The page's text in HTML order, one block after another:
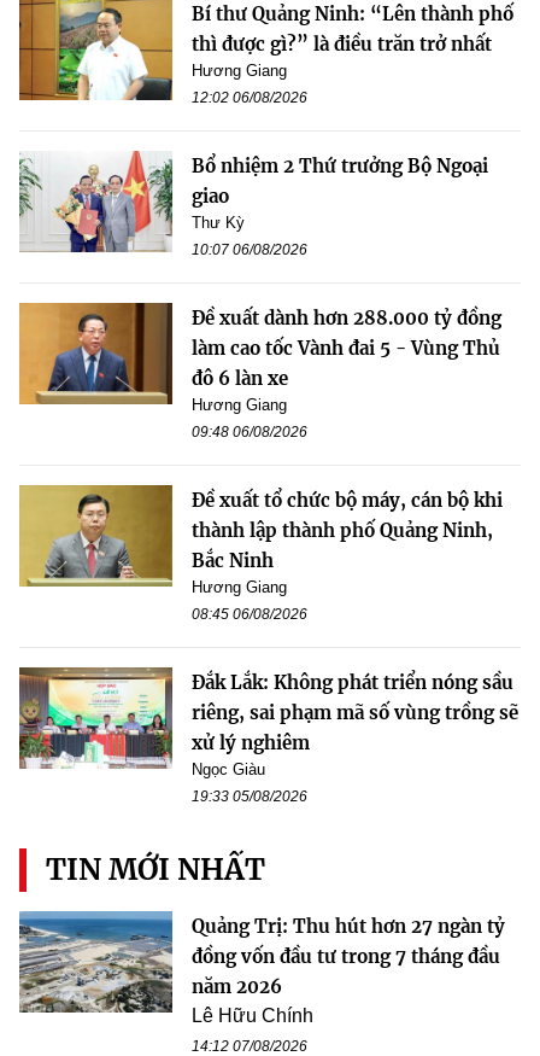
Bí thư Quảng Ninh: “Lên thành phố
thì được gì?” là điều trăn trở nhất
Hương Giang
12:02 06/08/2026
Bổ nhiệm 2 Thứ trưởng Bộ Ngoại
giao
Thư Kỳ
10:07 06/08/2026
Đề xuất dành hơn 288.000 tỷ đồng
làm cao tốc Vành đai 5 - Vùng Thủ
đô 6 làn xe
Hương Giang
09:48 06/08/2026
Đề xuất tổ chức bộ máy, cán bộ khi
thành lập thành phố Quảng Ninh,
Bắc Ninh
Hương Giang
08:45 06/08/2026
Đắk Lắk: Không phát triển nóng sầu
riêng, sai phạm mã số vùng trồng sẽ
xử lý nghiêm
Ngọc Giàu
19:33 05/08/2026
TIN MỚI NHẤT
Quảng Trị: Thu hút hơn 27 ngàn tỷ
đồng vốn đầu tư trong 7 tháng đầu
năm 2026
Lê Hữu Chính
14:12 07/08/2026